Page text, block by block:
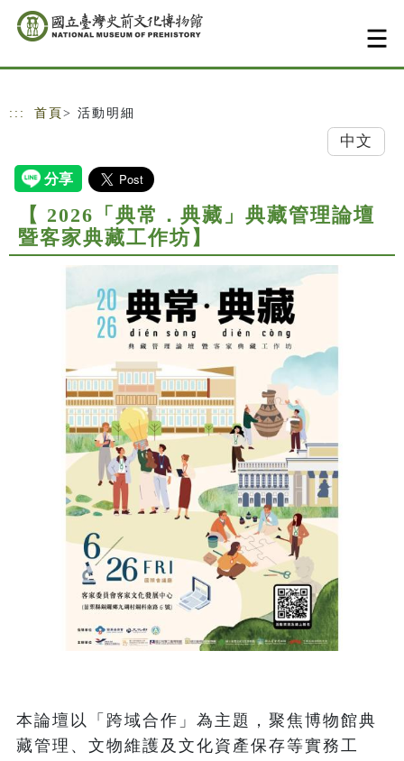
跳到主要內容
網站導覽
::: 首頁 > 活動明細
中文
【 2026「典常．典藏」典藏管理論壇
暨客家典藏工作坊】
本論壇以「跨域合作」為主題，聚焦博物館典
藏管理、文物維護及文化資產保存等實務工